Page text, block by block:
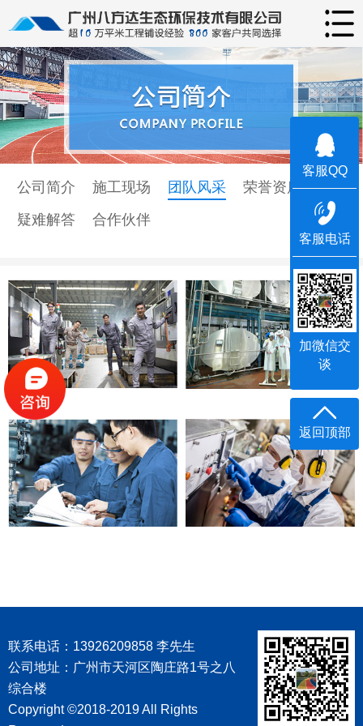
客服QQ
客服电话
加微信交
谈
返回顶部
公司简介 施工现场 团队风采 荣誉资质
疑难解答 合作伙伴
联系电话：13926209858 李先生
公司地址：广州市天河区陶庄路1号之八
综合楼
Copyright ©2018-2019 All Rights